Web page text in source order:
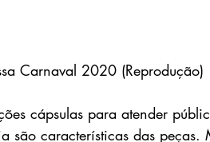
Carnaval 2020 (Reprodução)
cápsulas para atender
são características das peças.